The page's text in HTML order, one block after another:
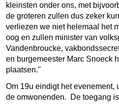
kleinsten onder ons, met
de groteren zullen dus zeker
verliezen we niet helemaal het
oog en zullen minister van
Vandenbroucke,
en burgemeester Marc Snoeck
plaatsen.''
Om 19u eindigt het evenement,
de omwonenden. De toegang